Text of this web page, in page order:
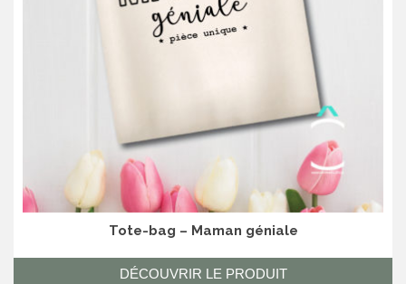
Tote-bag – Maman géniale
DÉCOUVRIR LE PRODUIT